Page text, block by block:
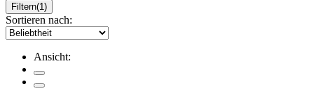
Filtern(1)
Sortieren nach:
Ansicht: